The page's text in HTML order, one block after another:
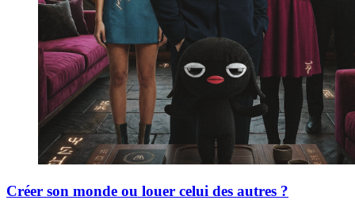
Créer son monde ou louer celui des autres ?